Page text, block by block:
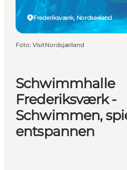
Schwimmhalle
Frederiksværk -
Schwimmen,
entspannen
Frederiksværk, Nordseeland
Foto: VisitNordsjælland